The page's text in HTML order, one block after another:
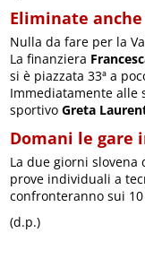
Eliminate
Nulla da fare per la
La finanziera
si è piazzata 33ª a
Immediatamente alle
sportivoGreta
Domani le gare
La due giorni slovena
prove individuali a
confronteranno sui
(d.p.)